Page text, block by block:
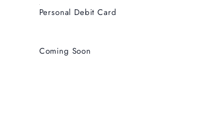
Personal Debit Card
Coming Soon